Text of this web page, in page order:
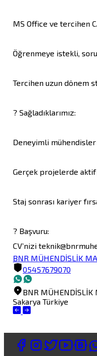
MS Office ve tercihen
Öğrenmeye istekli,
Tercihen uzun dönem
? Sağladıklarımız:
Deneyimli
Gerçek projelerde aktif
Staj sonrası kariyer
? Başvuru:
CV’nizi
BNR MÜHENDİSLİK
05457679070
BNR MÜHENDİSLİK
Sakarya Türkiye